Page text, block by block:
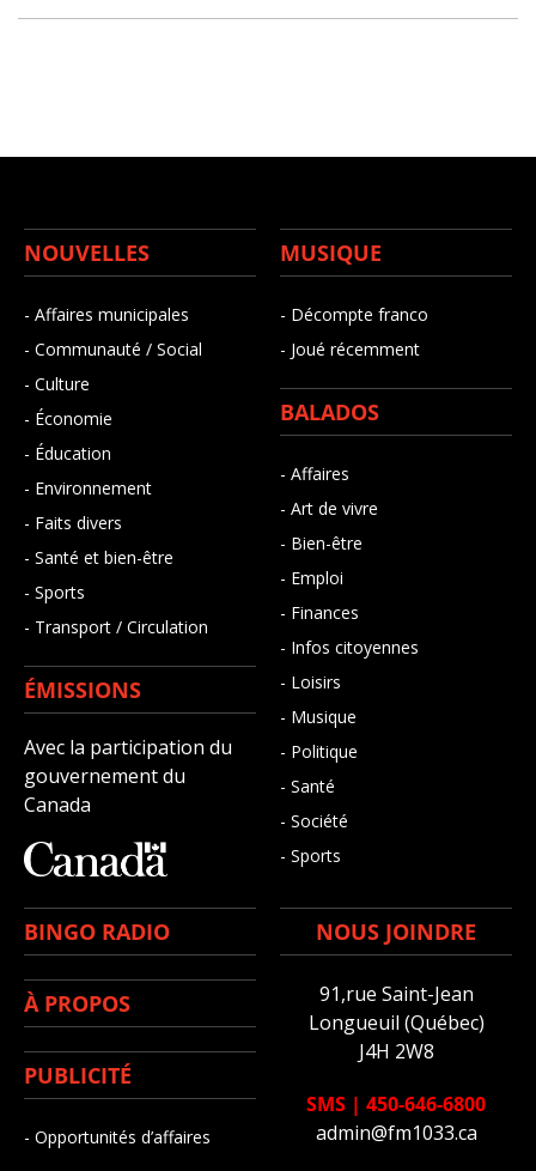
NOUVELLES
- Affaires municipales
- Communauté / Social
- Culture
- Économie
- Éducation
- Environnement
- Faits divers
- Santé et bien-être
- Sports
- Transport / Circulation
ÉMISSIONS
Avec la participation du
gouvernement du
Canada
MUSIQUE
- Décompte franco
- Joué récemment
BALADOS
- Affaires
- Art de vivre
- Bien-être
- Emploi
- Finances
- Infos citoyennes
- Loisirs
- Musique
- Politique
- Santé
- Société
- Sports
BINGO RADIO
À PROPOS
PUBLICITÉ
- Opportunités d’affaires
NOUS JOINDRE
91,rue Saint-Jean
Longueuil (Québec)
J4H 2W8
SMS | 450-646-6800
admin@fm1033.ca